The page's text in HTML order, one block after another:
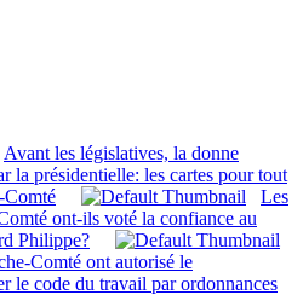
Avant les législatives, la donne
la présidentielle: les cartes pour tout
Comté
Les
ont-ils voté la confiance au
Philippe?
Comté ont autorisé le
le code du travail par ordonnances